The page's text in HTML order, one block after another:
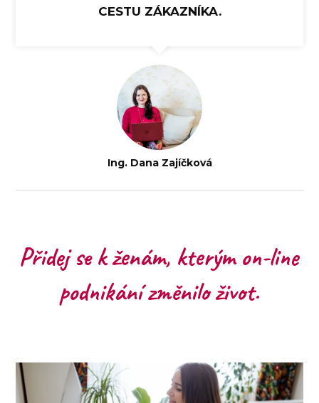
CESTU ZÁKAZNÍKA.
Ing. Dana Zajíčková
Přidej se k ženám, kterým on-line
podnikání změnilo život.